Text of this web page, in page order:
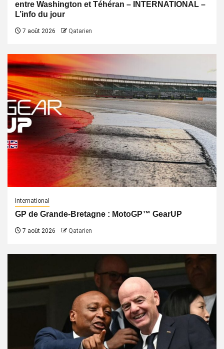
entre Washington et Téhéran – INTERNATIONAL –
L’info du jour
7 août 2026 Qatarien
International
GP de Grande-Bretagne : MotoGP™ GearUP
7 août 2026 Qatarien